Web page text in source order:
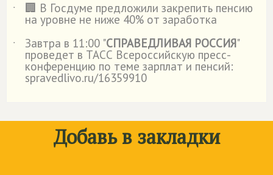
˙
🏢 В Госдуме предложили закрепить пенсию
на уровне не ниже 40% от заработка
˙
Завтра в 11:00 "СПРАВЕДЛИВАЯ РОССИЯ"
проведет в ТАСС Всероссийскую пресс-
конференцию по теме зарплат и пенсий:
spravedlivo.ru/16359910
Добавь в закладки